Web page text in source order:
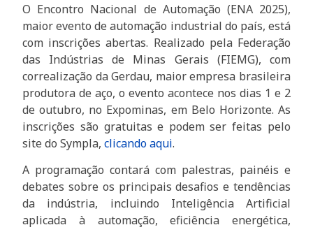
O Encontro Nacional de Automação (ENA 2025),
maior evento de automação industrial do país, está
com inscrições abertas. Realizado pela Federação
das Indústrias de Minas Gerais (FIEMG), com
correalização da Gerdau, maior empresa brasileira
produtora de aço, o evento acontece nos dias 1 e 2
de outubro, no Expominas, em Belo Horizonte. As
inscrições são gratuitas e podem ser feitas pelo
site do Sympla,clicando aqui.
A programação contará com palestras, painéis e
debates sobre os principais desafios e tendências
da indústria, incluindo Inteligência Artificial
aplicada à automação, eficiência energética,